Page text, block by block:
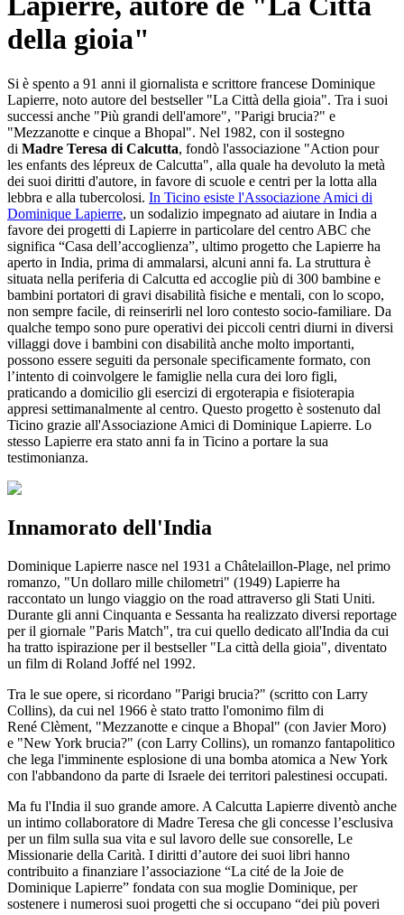
della gioia"
Si è spento a 91 anni il giornalista e scrittore francese Dominique
Lapierre, noto autore del bestseller "La Città della gioia". Tra i suoi
successi anche "Più grandi dell'amore", "Parigi brucia?" e
"Mezzanotte e cinque a Bhopal". Nel 1982, con il sostegno
di Madre Teresa di Calcutta, fondò l'associazione "Action pour
les enfants des lépreux de Calcutta", alla quale ha devoluto la metà
dei suoi diritti d'autore, in favore di scuole e centri per la lotta alla
lebbra e alla tubercolosi. In Ticino esiste l'Associazione Amici di
Dominique Lapierre, un sodalizio impegnato ad aiutare in India a
favore dei progetti di Lapierre in particolare del centro ABC che
significa “Casa dell’accoglienza”, ultimo progetto che Lapierre ha
aperto in India, prima di ammalarsi, alcuni anni fa. La struttura è
situata nella periferia di Calcutta ed accoglie più di 300 bambine e
bambini portatori di gravi disabilità fisiche e mentali, con lo scopo,
non sempre facile, di reinserirli nel loro contesto socio-familiare. Da
qualche tempo sono pure operativi dei piccoli centri diurni in diversi
villaggi dove i bambini con disabilità anche molto importanti,
possono essere seguiti da personale specificamente formato, con
l’intento di coinvolgere le famiglie nella cura dei loro figli,
praticando a domicilio gli esercizi di ergoterapia e fisioterapia
appresi settimanalmente al centro. Questo progetto è sostenuto dal
Ticino grazie all'Associazione Amici di Dominique Lapierre. Lo
stesso Lapierre era stato anni fa in Ticino a portare la sua
testimonianza.
Innamorato dell'India
Dominique Lapierre nasce nel 1931 a Châtelaillon-Plage, nel primo
romanzo, "Un dollaro mille chilometri" (1949) Lapierre ha
raccontato un lungo viaggio on the road attraverso gli Stati Uniti.
Durante gli anni Cinquanta e Sessanta ha realizzato diversi reportage
per il giornale "Paris Match", tra cui quello dedicato all'India da cui
ha tratto ispirazione per il bestseller "La città della gioia", diventato
un film di Roland Joffé nel 1992.
Tra le sue opere, si ricordano "Parigi brucia?" (scritto con Larry
Collins), da cui nel 1966 è stato tratto l'omonimo film di
René Clèment, "Mezzanotte e cinque a Bhopal" (con Javier Moro)
e "New York brucia?" (con Larry Collins), un romanzo fantapolitico
che lega l'imminente esplosione di una bomba atomica a New York
con l'abbandono da parte di Israele dei territori palestinesi occupati.
Ma fu l'India il suo grande amore. A Calcutta Lapierre diventò anche
un intimo collaboratore di Madre Teresa che gli concesse l’esclusiva
per un film sulla sua vita e sul lavoro delle sue consorelle, Le
Missionarie della Carità. I diritti d’autore dei suoi libri hanno
contribuito a finanziare l’associazione “La cité de la Joie de
Dominique Lapierre” fondata con sua moglie Dominique, per
sostenere i numerosi suoi progetti che si occupano “dei più poveri